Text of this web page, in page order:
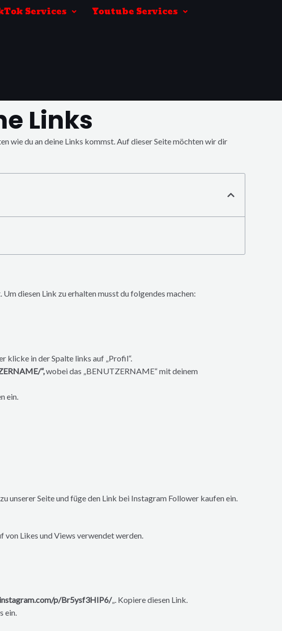
Services
Youtube Services
Links
wie du an deine Links kommst. Auf dieser Seite möchten wir dir
diesen Link zu erhalten musst du folgendes machen:
klicke in der Spalte links auf „Profil“.
“,wobei das „BENUTZERNAME“ mit deinem
ein.
unserer Seite und füge den Link bei Instagram Follower kaufen ein.
von Likes und Views verwendet werden.
p/Br5ysf3HIP6/„. Kopiere diesen Link.
ein.